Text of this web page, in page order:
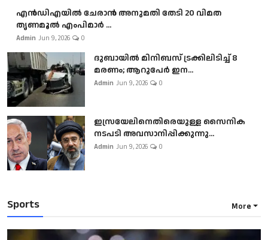
എൻഡിഎയിൽ ചേരാൻ അനുമതി തേടി 20 വിമത
തൃണമൂൽ എംപിമാർ ...
Admin Jun 9, 2026 0
ദുബായിൽ മിനിബസ്​ ട്രക്കിലിടിച്ച് 8
മരണം; ആറുപേർ ഇന...
Admin Jun 9, 2026 0
ഇസ്രയേലിനെതിരെയുള്ള സൈനിക
നടപടി അവസാനിപ്പിക്കുന്നു...
Admin Jun 9, 2026 0
Sports More